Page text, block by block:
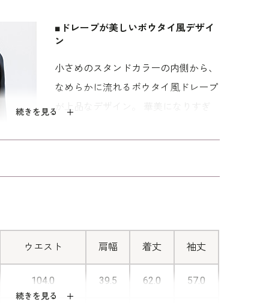
ーマルのお洗濯方法をご覧下さい。
続きを見る
■ドレープが美しいボウタイ風デザイ
ン
小さめのスタンドカラーの内側から、
なめらかに流れるボウタイ風ドレープ
が上品なデザイン。 華美になりすぎ
■パンツに合わせやすい長め丈
ンツまで相性抜群です。
続きを見る
ウエスト 肩幅 着丈 袖丈
104.0 39.5 62.0 57.0